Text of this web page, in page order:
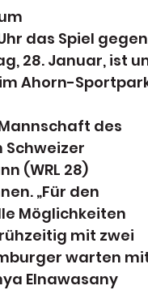
das Spiel gegen
28. Januar, ist
Ahorn-
des
Schweizer
(WRL 28)
„Für den
Möglichkeiten
mit zwei
warten
Elnawasany